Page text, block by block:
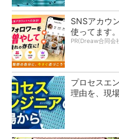
SNSアカウ
使ってます。
PR(Dreaw合同会
プロセスエ
理由を、現